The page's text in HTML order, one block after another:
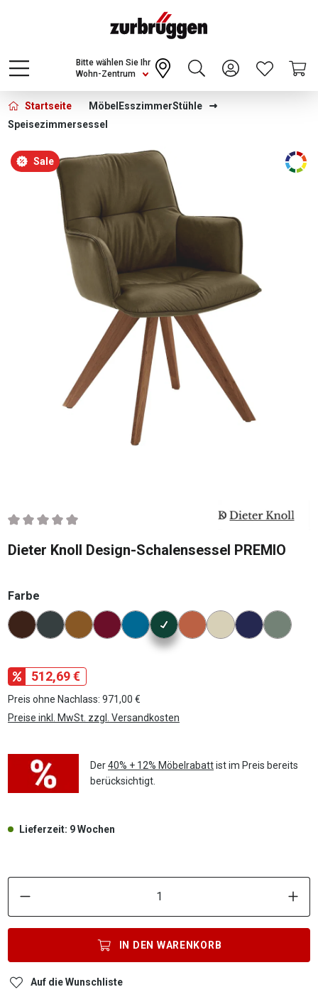
Choose a different country or region to see
content for your location and shop online
CONTINUE
Wohn-Zentrum
Bitte wählen Sie Ihr
Startseite Möbel EsszimmerStühle
Speisezimmersessel
Bildergalerie überspringen
Sale
Durchschnittliche Bewertung von 0 von 5 Sternen
Dieter Knoll Design-Schalensessel PREMIO
Farbe
Konfigurator Farbe
512,69 €
Preis ohne Nachlass: 971,00 €
Preise inkl. MwSt. zzgl. Versandkosten
Der40% + 12% Möbelrabattist im Preis bereits
berücksichtigt.
Lieferzeit: 9 Wochen
IN DEN WARENKORB
Auf die Wunschliste